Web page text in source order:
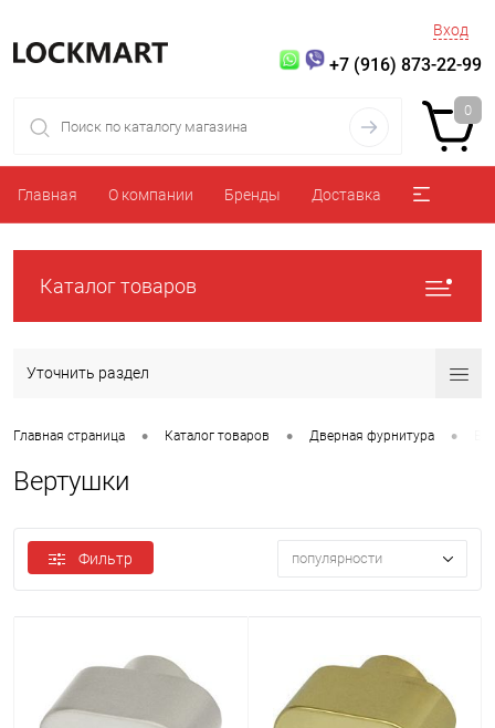
Вход
+7 (916) 873-22-99
0
Главная О компании Бренды Доставка
Каталог товаров
Уточнить раздел
Главная страница • Каталог товаров • Дверная фурнитура •
Вертушки
Фильтр популярности